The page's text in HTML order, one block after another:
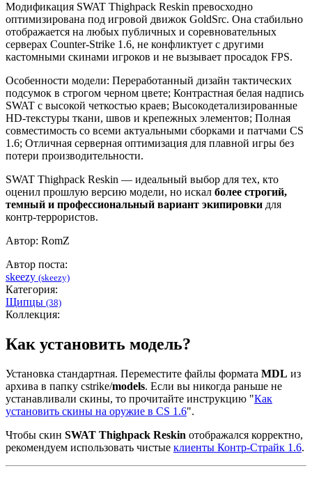
Модификация SWAT Thighpack Reskin превосходно
оптимизирована под игровой движок GoldSrc. Она стабильно
отображается на любых публичных и соревновательных
серверах Counter-Strike 1.6, не конфликтует с другими
кастомными скинами игроков и не вызывает просадок FPS.
Особенности модели: Переработанный дизайн тактических
подсумок в строгом черном цвете; Контрастная белая надпись
SWAT с высокой четкостью краев; Высокодетализированные
HD-текстуры ткани, швов и крепежных элементов; Полная
совместимость со всеми актуальными сборками и патчами CS
1.6; Отличная серверная оптимизация для плавной игры без
потери производительности.
SWAT Thighpack Reskin — идеальный выбор для тех, кто
оценил прошлую версию модели, но искал более строгий,
темный и профессиональный вариант экипировки для
контр-террористов.
Автор: RomZ
Автор поста:
skeezy (skeezy)
Категория:
Щипцы (38)
Коллекция:
Как установить модель?
Установка стандартная. Переместите файлы формата MDL из
архива в папку cstrike/models. Если вы никогда раньше не
устанавливали скины, то прочитайте инструкцию "Как
установить скины на оружие в CS 1.6".
Чтобы скин SWAT Thighpack Reskin отображался корректно,
рекомендуем использовать чистые клиенты Контр-Страйк 1.6.